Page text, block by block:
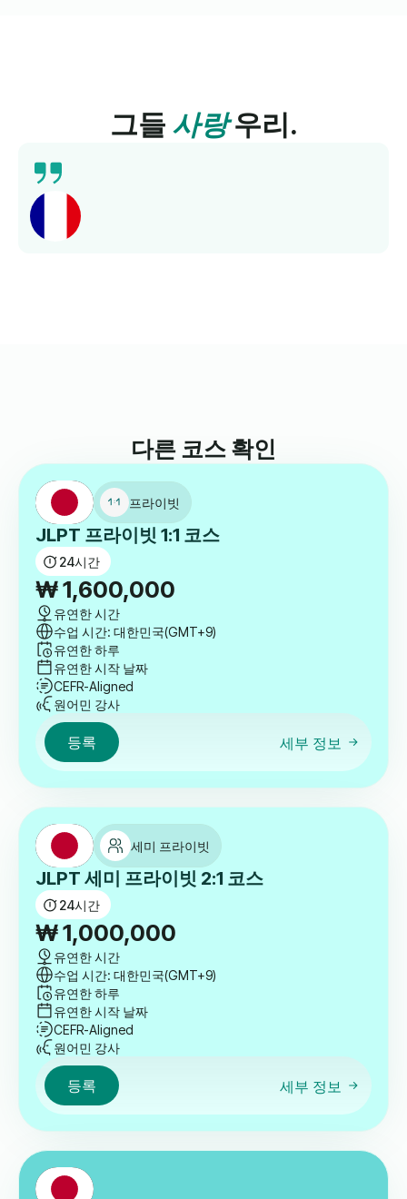
그들 사랑우리.
다른 코스 확인
프라이빗
JLPT 프라이빗 1:1 코스
24시간
₩1,600,000
유연한 시간
수업 시간: 대한민국(GMT+9)
유연한 하루
유연한 시작 날짜
CEFR-Aligned
원어민 강사
등록 세부 정보
세미 프라이빗
JLPT 세미 프라이빗 2:1 코스
24시간
₩1,000,000
유연한 시간
수업 시간: 대한민국(GMT+9)
유연한 하루
유연한 시작 날짜
CEFR-Aligned
원어민 강사
등록 세부 정보